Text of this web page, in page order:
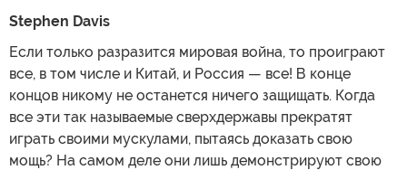
Stephen Davis
Если только разразится мировая война, то проиграют
все, в том числе и Китай, и Россия — все! В конце
концов никому не останется ничего защищать. Когда
все эти так называемые сверхдержавы прекратят
играть своими мускулами, пытаясь доказать свою
мощь? На самом деле они лишь демонстрируют свою